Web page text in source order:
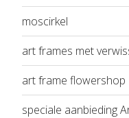
moscirkel
art frames met
art frame flowershop
speciale aanbieding